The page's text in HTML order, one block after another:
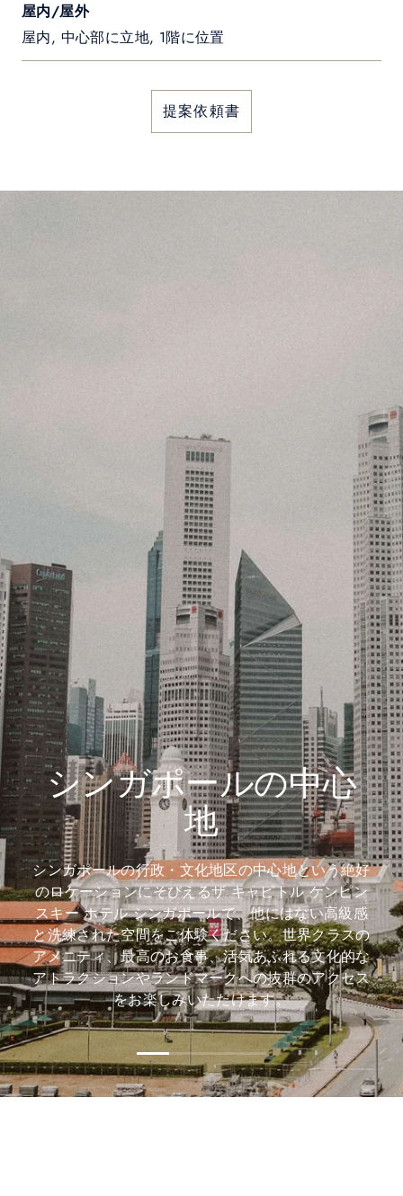
屋内/屋外
屋内, 中心部に立地, 1階に位置
提案依頼書
シンガポールの中心
地
シンガポールの行政・文化地区の中心地という絶好
のロケーションにそびえるザ キャピトル ケンピン
スキー ホテル シンガポールで、他にはない高級感
と洗練された空間をご体験ください。世界クラスの
アメニティ、最高のお食事、活気あふれる文化的な
アトラクションやランドマークへの抜群のアクセス
をお楽しみいただけます。